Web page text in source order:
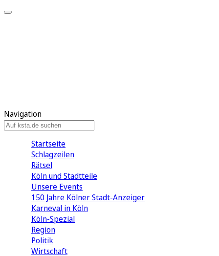
Navigation
Startseite
Schlagzeilen
Rätsel
Köln und Stadtteile
Unsere Events
150 Jahre Kölner Stadt-Anzeiger
Karneval in Köln
Köln-Spezial
Region
Politik
Wirtschaft